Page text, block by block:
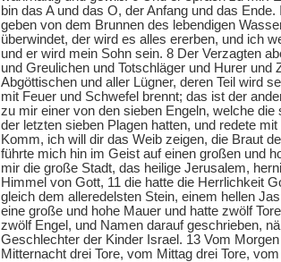
bin das A und das O, der Anfang und das
geben von dem Brunnen des lebendigen
überwindet, der wird es alles ererben, und ich
und er wird mein Sohn sein. 8 Der Verzagten
und Greulichen und Totschläger und Hurer und
Abgöttischen und aller Lügner, deren Teil wird
mit Feuer und Schwefel brennt; das ist der
zu mir einer von den sieben Engeln, welche die
der letzten sieben Plagen hatten, und redete
Komm, ich will dir das Weib zeigen, die Braut
führte mich hin im Geist auf einen großen und
mir die große Stadt, das heilige Jerusalem,
Himmel von Gott, 11 die hatte die Herrlichkeit
gleich dem alleredelsten Stein, einem hellen
eine große und hohe Mauer und hatte zwölf
zwölf Engel, und Namen darauf geschrieben,
Geschlechter der Kinder Israel. 13 Vom
Mitternacht drei Tore, vom Mittag drei Tore,